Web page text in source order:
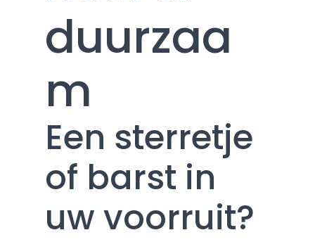
duurzaa
m
Een sterretje
of barst in
uw voorruit?